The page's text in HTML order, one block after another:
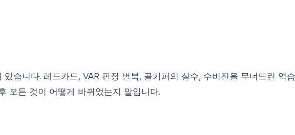
습니다. 레드카드, VAR 판정 번복, 골키퍼의 실수, 수비진을 무너뜨린 역
모든 것이 어떻게 바뀌었는지 말입니다.